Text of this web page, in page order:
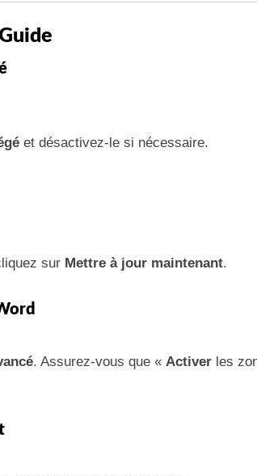
et désactivez-le si nécessaire.
sur Mettre à jour maintenant.
. Assurez-vous que « Activer les